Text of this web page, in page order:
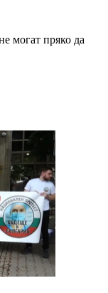
могат пряко да